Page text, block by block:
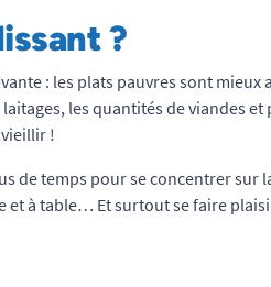
?
: les plats pauvres sont mieux
les quantités de viandes
vieillir !
de temps pour se concentrer sur
et à table… Et surtout se faire